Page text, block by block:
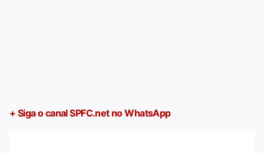
+ Siga o canal SPFC.net no WhatsApp